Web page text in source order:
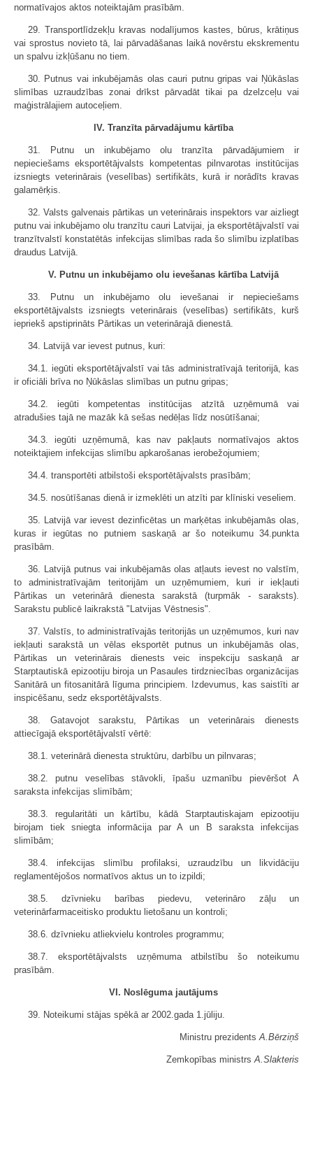
normatīvajos aktos noteiktajām prasībām.
29. Transportlīdzekļu kravas nodalījumos kastes, būrus, krātiņus
vai sprostus novieto tā, lai pārvadāšanas laikā novērstu ekskrementu
un spalvu izkļūšanu no tiem.
30. Putnus vai inkubējamās olas cauri putnu gripas vai Ņūkāslas
slimības uzraudzības zonai drīkst pārvadāt tikai pa dzelzceļu vai
maģistrālajiem autoceļiem.
IV. Tranzīta pārvadājumu kārtība
31. Putnu un inkubējamo olu tranzīta pārvadājumiem ir
nepieciešams eksportētājvalsts kompetentas pilnvarotas institūcijas
izsniegts veterinārais (veselības) sertifikāts, kurā ir norādīts kravas
galamērķis.
32. Valsts galvenais pārtikas un veterinārais inspektors var aizliegt
putnu vai inkubējamo olu tranzītu cauri Latvijai, ja eksportētājvalstī vai
tranzītvalstī konstatētās infekcijas slimības rada šo slimību izplatības
draudus Latvijā.
V. Putnu un inkubējamo olu ievešanas kārtība Latvijā
33. Putnu un inkubējamo olu ievešanai ir nepieciešams
eksportētājvalsts izsniegts veterinārais (veselības) sertifikāts, kurš
iepriekš apstiprināts Pārtikas un veterinārajā dienestā.
34. Latvijā var ievest putnus, kuri:
34.1. iegūti eksportētājvalstī vai tās administratīvajā teritorijā, kas
ir oficiāli brīva no Ņūkāslas slimības un putnu gripas;
34.2. iegūti kompetentas institūcijas atzītā uzņēmumā vai
atradušies tajā ne mazāk kā sešas nedēļas līdz nosūtīšanai;
34.3. iegūti uzņēmumā, kas nav pakļauts normatīvajos aktos
noteiktajiem infekcijas slimību apkarošanas ierobežojumiem;
34.4. transportēti atbilstoši eksportētājvalsts prasībām;
34.5. nosūtīšanas dienā ir izmeklēti un atzīti par klīniski veseliem.
35. Latvijā var ievest dezinficētas un marķētas inkubējamās olas,
kuras ir iegūtas no putniem saskaņā ar šo noteikumu 34.punkta
prasībām.
36. Latvijā putnus vai inkubējamās olas atļauts ievest no valstīm,
to administratīvajām teritorijām un uzņēmumiem, kuri ir iekļauti
Pārtikas un veterinārā dienesta sarakstā (turpmāk - saraksts).
Sarakstu publicē laikrakstā "Latvijas Vēstnesis".
37. Valstīs, to administratīvajās teritorijās un uzņēmumos, kuri nav
iekļauti sarakstā un vēlas eksportēt putnus un inkubējamās olas,
Pārtikas un veterinārais dienests veic inspekciju saskaņā ar
Starptautiskā epizootiju biroja un Pasaules tirdzniecības organizācijas
Sanitārā un fitosanitārā līguma principiem. Izdevumus, kas saistīti ar
inspicēšanu, sedz eksportētājvalsts.
38. Gatavojot sarakstu, Pārtikas un veterinārais dienests
attiecīgajā eksportētājvalstī vērtē:
38.1. veterinārā dienesta struktūru, darbību un pilnvaras;
38.2. putnu veselības stāvokli, īpašu uzmanību pievēršot A
saraksta infekcijas slimībām;
38.3. regularitāti un kārtību, kādā Starptautiskajam epizootiju
birojam tiek sniegta informācija par A un B saraksta infekcijas
slimībām;
38.4. infekcijas slimību profilaksi, uzraudzību un likvidāciju
reglamentējošos normatīvos aktus un to izpildi;
38.5. dzīvnieku barības piedevu, veterināro zāļu un
veterinārfarmaceitisko produktu lietošanu un kontroli;
38.6. dzīvnieku atliekvielu kontroles programmu;
38.7. eksportētājvalsts uzņēmuma atbilstību šo noteikumu
prasībām.
VI. Noslēguma jautājums
39. Noteikumi stājas spēkā ar 2002.gada 1.jūliju.
Ministru prezidentsA.Bērziņš
Zemkopības ministrsA.Slakteris